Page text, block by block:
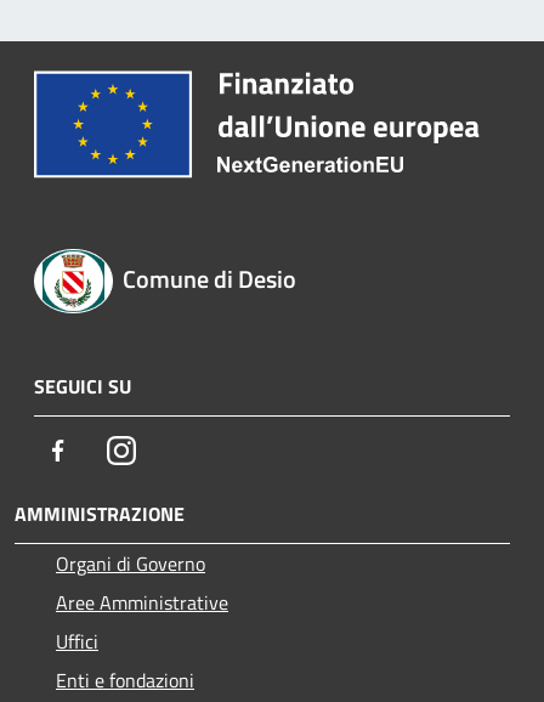
Comune di Desio
SEGUICI SU
FacebookInstagram
AMMINISTRAZIONE
Organi di Governo
Aree Amministrative
Uffici
Enti e fondazioni